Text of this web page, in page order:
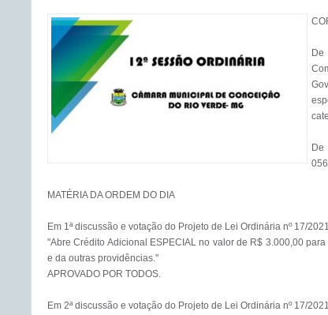
De
MATÉRIA DA ORDEM DO DIA
Em 1ª discussão e votação do Projeto de Lei Ordinária nº 17/
"Abre Crédito Adicional ESPECIAL no valor de R$ 3.000,00
e da outras providências."
APROVADO POR TODOS.
Em 2ª discussão e votação do Projeto de Lei Ordinária nº 17/